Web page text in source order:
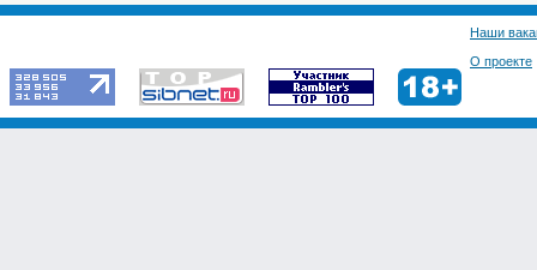
Наши
О проекте